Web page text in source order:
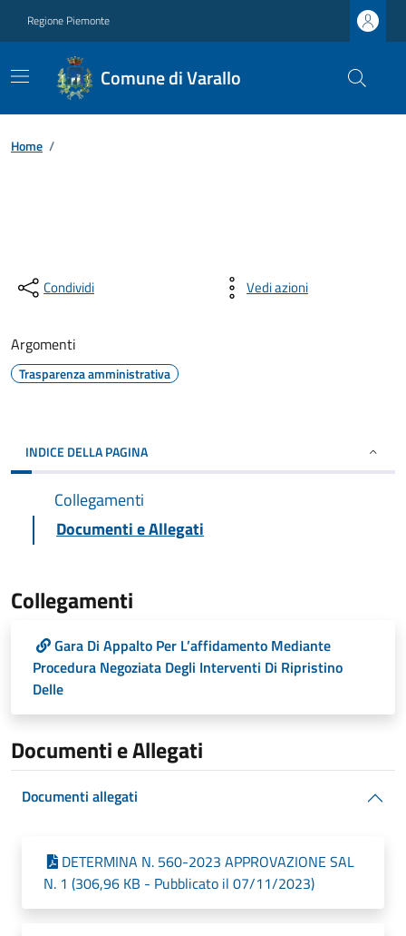
Regione Piemonte
Comune di Varallo
Home /
Condividi Vedi azioni
Argomenti
Trasparenza amministrativa
INDICE DELLA PAGINA
Collegamenti
Documenti e Allegati
Collegamenti
Gara Di Appalto Per L’affidamento Mediante
Procedura Negoziata Degli Interventi Di Ripristino
Delle
Documenti e Allegati
Documenti allegati
DETERMINA N. 560-2023 APPROVAZIONE SAL
N. 1 (306,96 KB - Pubblicato il 07/11/2023)